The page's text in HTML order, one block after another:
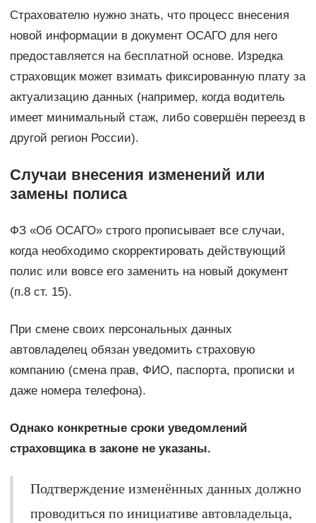
Страхователю нужно знать, что процесс внесения
новой информации в документ ОСАГО для него
предоставляется на бесплатной основе. Изредка
страховщик может взимать фиксированную плату за
актуализацию данных (например, когда водитель
имеет минимальный стаж, либо совершён переезд в
другой регион России).
Случаи внесения изменений или
замены полиса
ФЗ «Об ОСАГО» строго прописывает все случаи,
когда необходимо скорректировать действующий
полис или вовсе его заменить на новый документ
(п.8 ст. 15).
При смене своих персональных данных
автовладелец обязан уведомить страховую
компанию (смена прав, ФИО, паспорта, прописки и
даже номера телефона).
Однако конкретные сроки уведомлений
страховщика в законе не указаны.
Подтверждение изменённых данных должно
проводиться по инициативе автовладельца,